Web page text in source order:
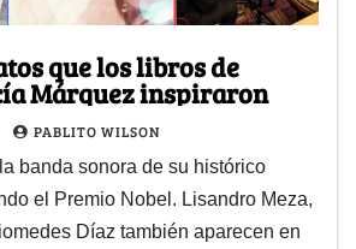
que los libros de
Márquez inspiraron
PABLITO WILSON
banda sonora de su histórico
el Premio Nobel. Lisandro Meza,
Díaz también aparecen en